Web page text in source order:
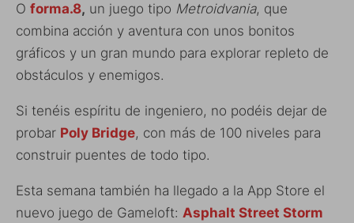
O forma.8, un juego tipo Metroidvania, que
combina acción y aventura con unos bonitos
gráficos y un gran mundo para explorar repleto de
obstáculos y enemigos.
Si tenéis espíritu de ingeniero, no podéis dejar de
probar Poly Bridge, con más de 100 niveles para
construir puentes de todo tipo.
Esta semana también ha llegado a la App Store el
nuevo juego de Gameloft: Asphalt Street Storm